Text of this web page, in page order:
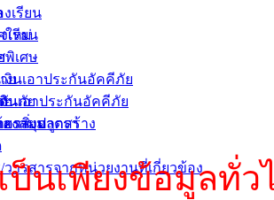
ใหม่
พิเศษ
งสมุด
ารสารจากหน่วยงานที่เกี่ยวข้อง
เรียน
เรียน
งินเอาประกันอัคคีภัย
นเอาประกันอัคคีภัย
าสิ่งปลูกสร้าง
ย
ย
รายมาตรา
นภัย
นเพียงข้อมูลทั่ว